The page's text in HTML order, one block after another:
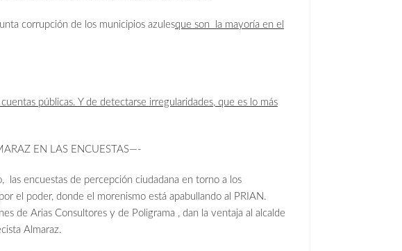
corrupción de los municipios azulesque son la mayoría en el
públicas. Y de detectarse irregularidades, que es lo más
EN LAS ENCUESTAS—-
las encuestas de percepción ciudadana en torno a los
el poder, donde el morenismo está apabullando al PRIAN.
de Arias Consultores y de Poligrama , dan la ventaja al alcalde
Almaraz.